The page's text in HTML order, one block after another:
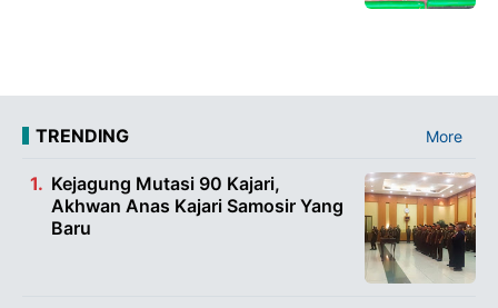
TRENDING More
Kejagung Mutasi 90 Kajari,
Akhwan Anas Kajari Samosir Yang
Baru